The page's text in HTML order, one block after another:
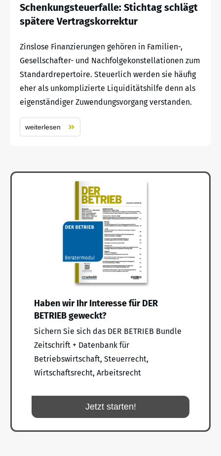
Schenkungsteuerfalle: Stichtag schlägt
spätere Vertragskorrektur
Zinslose Finanzierungen gehören in Familien-,
Gesellschafter- und Nachfolgekonstellationen zum
Standardrepertoire. Steuerlich werden sie häufig
eher als unkomplizierte Liquiditätshilfe denn als
eigenständiger Zuwendungsvorgang verstanden.
weiterlesen
Haben wir Ihr Interesse für DER
BETRIEB geweckt?
Sichern Sie sich das DER BETRIEB Bundle
Zeitschrift + Datenbank für
Betriebswirtschaft, Steuerrecht,
Wirtschaftsrecht, Arbeitsrecht
Jetzt starten!